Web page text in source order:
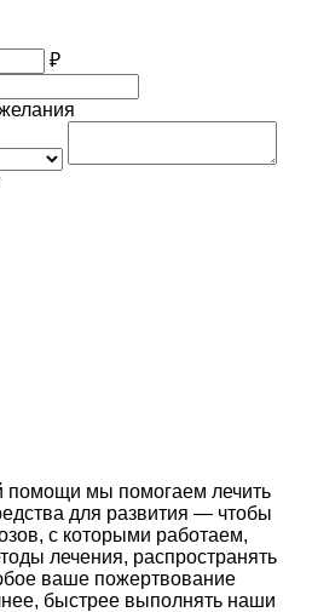
₽
помощи мы помогаем лечить
для развития — чтобы
с которыми работаем,
лечения, распространять
ваше пожертвование
быстрее выполнять наши